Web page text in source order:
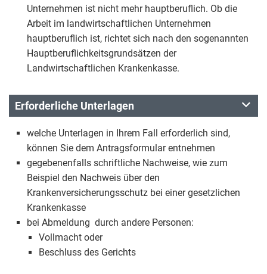
Unternehmen ist nicht mehr hauptberuflich. Ob die
Arbeit im landwirtschaftlichen Unternehmen
hauptberuflich ist, richtet sich nach den sogenannten
Hauptberuflichkeitsgrundsätzen der
Landwirtschaftlichen Krankenkasse.
Erforderliche Unterlagen
welche Unterlagen in Ihrem Fall erforderlich sind,
können Sie dem Antragsformular entnehmen
gegebenenfalls schriftliche Nachweise, wie zum
Beispiel den Nachweis über den
Krankenversicherungsschutz bei einer gesetzlichen
Krankenkasse
bei Abmeldung durch andere Personen:
Vollmacht oder
Beschluss des Gerichts